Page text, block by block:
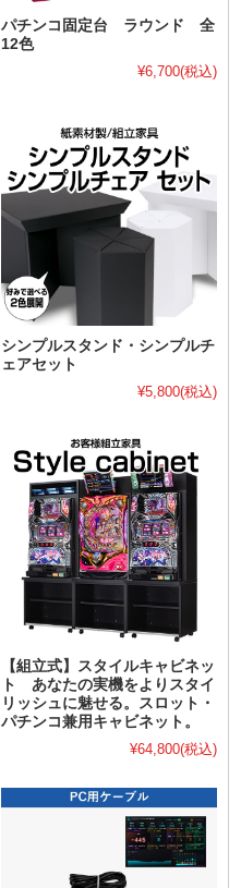
パチンコ固定台 ラウンド 全
12色
¥6,700(税込)
シンプルスタンド・シンプルチ
ェアセット
¥5,800(税込)
【組立式】スタイルキャビネッ
ト あなたの実機をよりスタイ
リッシュに魅せる。スロット・
パチンコ兼用キャビネット。
¥64,800(税込)